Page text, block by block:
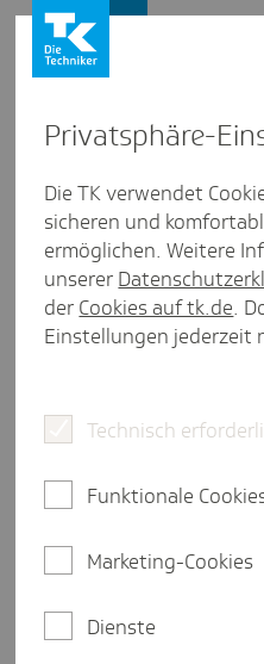
Die
heits­we­sens
Artikel aus Saar­land
Das deutsche
Unzufriedenheit wächst.
ein funktionierendes
Zusammenhalt. Wieso
nötig ist, haben wir
Presse und Politik
Privat­sphäre-
Die TK verwendet
sicheren und
ermöglichen. Weitere
unserer
der Cookies auf tk.de.
Einstellungen jederzeit
Technisch
Funktionale
Marketing-Cookies
Dienste